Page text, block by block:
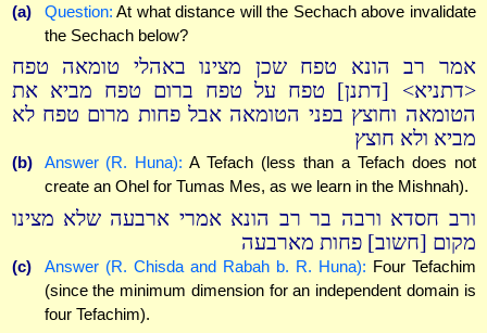
(a) Question: At what distance will the Sechach above invalidate
the Sechach below?
אמר רב הונא טפח שכן מצינו באהלי טומאה טפח
<דתניא> [דתנן] טפח על טפח ברום טפח מביא את
הטומאה וחוצץ בפני הטומאה אבל פחות מרום טפח לא
מביא ולא חוצץ
(b) Answer (R. Huna): A Tefach (less than a Tefach does not
create an Ohel for Tumas Mes, as we learn in the Mishnah).
ורב חסדא ורבה בר רב הונא אמרי ארבעה שלא מצינו
מקום [חשוב] פחות מארבעה
(c) Answer (R. Chisda and Rabah b. R. Huna): Four Tefachim
(since the minimum dimension for an independent domain is
four Tefachim).